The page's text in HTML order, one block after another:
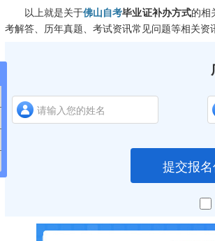
以上就是关于佛山自考毕业证补办方式的相
考解答、历年真题、考试资讯常见问题等相关资
提交报